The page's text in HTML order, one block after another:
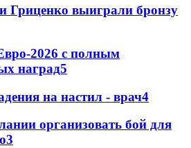
Гриценко выиграли бронзу
2026 с полным
наград5
на настил - врач4
организовать бой для
3